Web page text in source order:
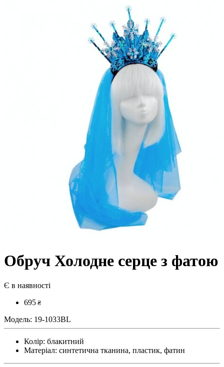
Обруч Холодне серце з фатою
Є в наявності
695 ₴
Модель: 19-1033BL
Колір: блакитний
Матеріал: синтетична тканина, пластик, фатин